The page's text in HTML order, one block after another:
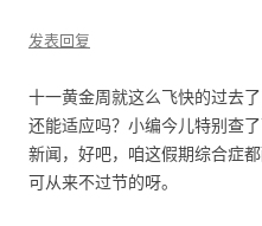
发表回复
十一黄金周就这么飞快的过去
还能适应吗？小编今儿特别查
新闻，好吧，咱这假期综合症
可从来不过节的呀。